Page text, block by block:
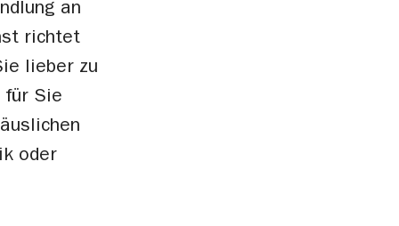
an
richtet
lieber zu
für Sie
oder